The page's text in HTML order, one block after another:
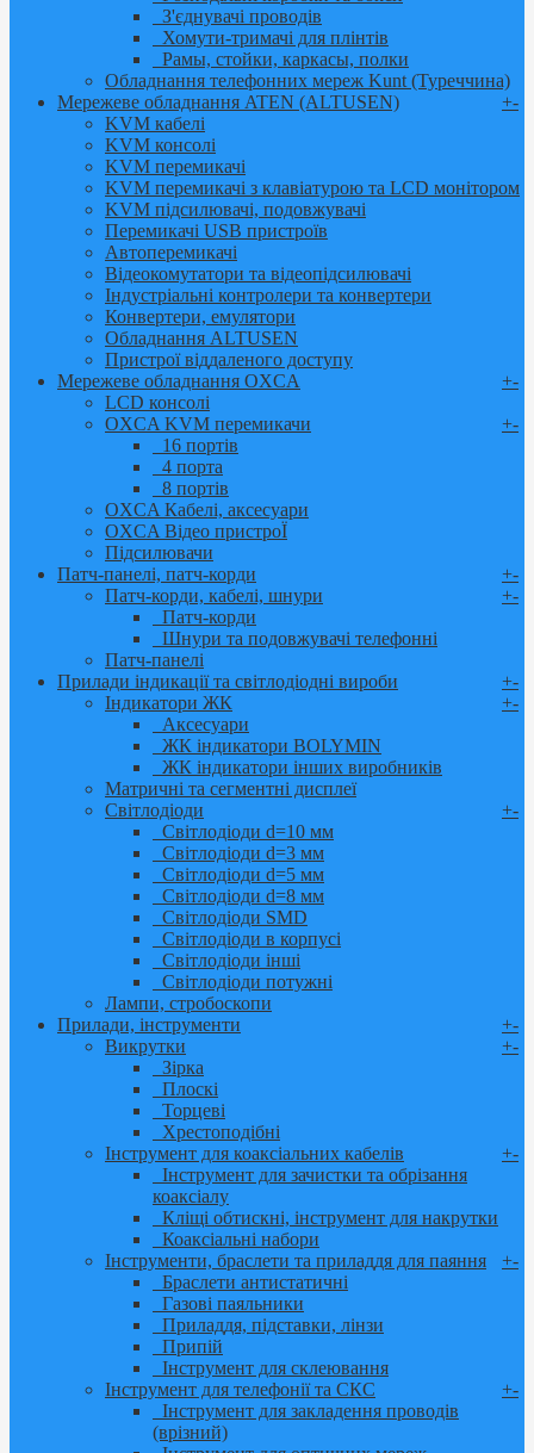
З'єднувачі проводів
Хомути-тримачі для плінтів
Рамы, стойки, каркасы, полки
Обладнання телефонних мереж Kunt (Туреччина)
Мережеве обладнання ATEN (ALTUSEN)
+-
KVM кабелі
KVM консолі
KVM перемикачі
KVM перемикачі з клавіатурою та LCD монітором
KVM підсилювачі, подовжувачі
Перемикачі USB пристроїв
Автоперемикачі
Відеокомутатори та відеопідсилювачі
Індустріальні контролери та конвертери
Конвертери, емулятори
Обладнання ALTUSEN
Пристрої віддаленого доступу
Мережеве обладнання OXCA
+-
LCD консолі
OXCA KVM перемикачи
+-
16 портів
4 порта
8 портів
OXCA Кабелі, аксесуари
OXCA Відео пристроЇ
Підсилювачи
Патч-панелі, патч-корди
+-
Патч-корди, кабелі, шнури
+-
Патч-корди
Шнури та подовжувачі телефонні
Патч-панелі
Прилади індикації та світлодіодні вироби
+-
Індикатори ЖК
+-
Аксесуари
ЖК індикатори BOLYMIN
ЖК індикатори інших виробників
Матричні та сегментні дисплеї
Світлодіоди
+-
Світлодіоди d=10 мм
Світлодіоди d=3 мм
Світлодіоди d=5 мм
Світлодіоди d=8 мм
Світлодіоди SMD
Світлодіоди в корпусі
Світлодіоди інші
Світлодіоди потужні
Лампи, стробоскопи
Прилади, інструменти
+-
Викрутки
+-
Зірка
Плоскі
Торцеві
Хрестоподібні
Інструмент для коаксіальних кабелів
+-
Інструмент для зачистки та обрізання
коаксіалу
Кліщі обтискні, інструмент для накрутки
Коаксіальні набори
Інструменти, браслети та приладдя для паяння
+-
Браслети антистатичні
Газові паяльники
Приладдя, підставки, лінзи
Припій
Інструмент для склеювання
Інструмент для телефонії та СКС
+-
Інструмент для закладення проводів
(врізний)